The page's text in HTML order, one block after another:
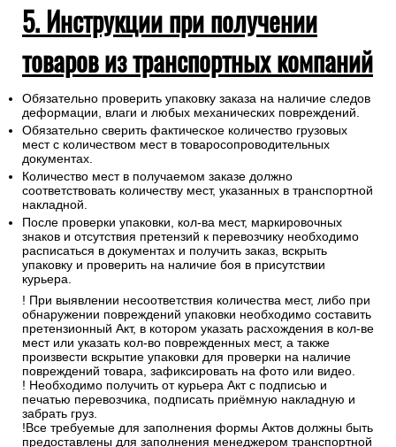
5. Инструкции при получении
товаров из транспортных компаний
Обязательно проверить упаковку заказа на наличие следов
деформации, влаги и любых механических повреждений.
Обязательно сверить фактическое количество грузовых
мест с количеством мест в товаросопроводительных
документах.
Количество мест в получаемом заказе должно
соответствовать количеству мест, указанных в транспортной
накладной.
После проверки упаковки, кол-ва мест, маркировочных
знаков и отсутствия претензий к перевозчику необходимо
расписаться в документах и получить заказ, вскрыть
упаковку и проверить на наличие боя в присутствии
курьера.
! При выявлении несоответствия количества мест, либо при
обнаружении повреждений упаковки необходимо составить
претензионный Акт, в котором указать расхождения в кол-ве
мест или указать кол-во поврежденных мест, а также
произвести вскрытие упаковки для проверки на наличие
повреждений товара, зафиксировать на фото или видео.
! Необходимо получить от курьера Акт с подписью и
печатью перевозчика, подписать приёмную накладную и
забрать груз.
!Все требуемые для заполнения формы Актов должны быть
предоставлены для заполнения менеджером транспортной